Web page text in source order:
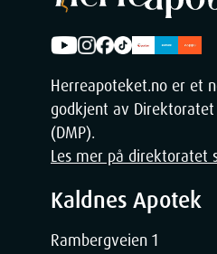
Motvirker uttørrende
Frisker opp huden
Beskytter mot
Trening og
Kjøler ned og frisker
Gjenoppretter
Lindrer irritasjon
Herreapoteket.no er et
godkjent av
(DMP).
Les mer på direktoratet
Kaldnes Apotek
Rambergveien 1